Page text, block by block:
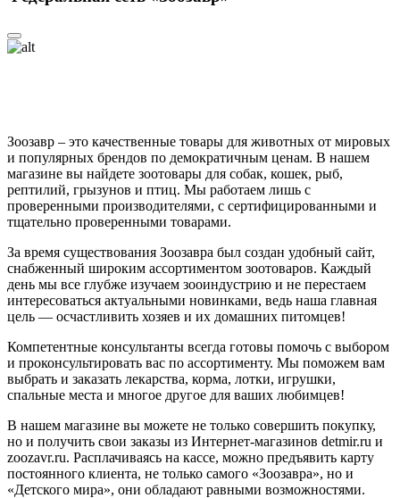
Зоозавр – это качественные товары для животных от мировых
и популярных брендов по демократичным ценам. В нашем
магазине вы найдете зоотовары для собак, кошек, рыб,
рептилий, грызунов и птиц. Мы работаем лишь с
проверенными производителями, с сертифицированными и
тщательно проверенными товарами.
За время существования Зоозавра был создан удобный сайт,
снабженный широким ассортиментом зоотоваров. Каждый
день мы все глубже изучаем зооиндустрию и не перестаем
интересоваться актуальными новинками, ведь наша главная
цель — осчастливить хозяев и их домашних питомцев!
Компетентные консультанты всегда готовы помочь с выбором
и проконсультировать вас по ассортименту. Мы поможем вам
выбрать и заказать лекарства, корма, лотки, игрушки,
спальные места и многое другое для ваших любимцев!
В нашем магазине вы можете не только совершить покупку,
но и получить свои заказы из Интернет-магазинов detmir.ru и
zoozavr.ru. Расплачиваясь на кассе, можно предъявить карту
постоянного клиента, не только самого «Зоозавра», но и
«Детского мира», они обладают равными возможностями.